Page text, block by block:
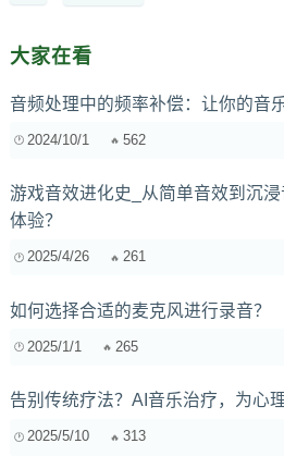
大家在看
音频处理中的频率补偿：让你的音
2024/10/1 562
游戏音效进化史_从简单音效到沉
体验？
2025/4/26 261
如何选择合适的麦克风进行录音？
2025/1/1 265
告别传统疗法？AI音乐治疗，为心
2025/5/10 313